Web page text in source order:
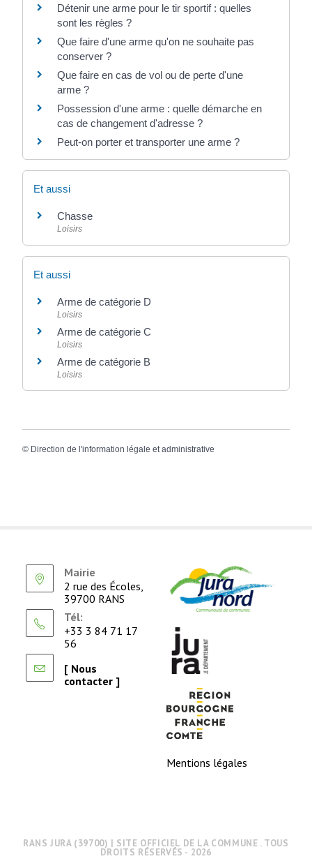
Détenir une arme pour le tir sportif : quelles
sont les règles ?
Que faire d'une arme qu'on ne souhaite pas
conserver ?
Que faire en cas de vol ou de perte d'une
arme ?
Possession d'une arme : quelle démarche en
cas de changement d'adresse ?
Peut-on porter et transporter une arme ?
Et aussi
Chasse
Loisirs
Et aussi
Arme de catégorie D
Loisirs
Arme de catégorie C
Loisirs
Arme de catégorie B
Loisirs
© Direction de l'information légale et administrative
Mairie
2 rue des Écoles,
39700 RANS
Tél:
+33 3 84 71 17
56
[ Nous
contacter ]
Mentions légales
RANS JURA (39700) | SITE OFFICIEL DE LA COMMUNE . TOUS
DROITS RÉSERVÉS - 2026